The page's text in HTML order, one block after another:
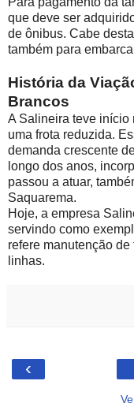
que deve ser
de ônibus. Cabe
também para
História da
Brancos
A Salineira teve início
uma frota reduzida.
demanda crescente
longo dos anos,
passou a atuar,
Saquarema.
Hoje, a empresa
servindo como
refere manutenção
linhas.
‹